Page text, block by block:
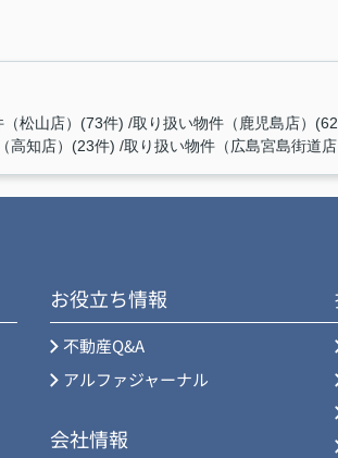
松山店）(73件) 取り扱い物件（鹿児島店）
高知店）(23件) 取り扱い物件（広島宮島街道
お役立ち情報
不動産Q&A
アルファジャーナル
会社情報